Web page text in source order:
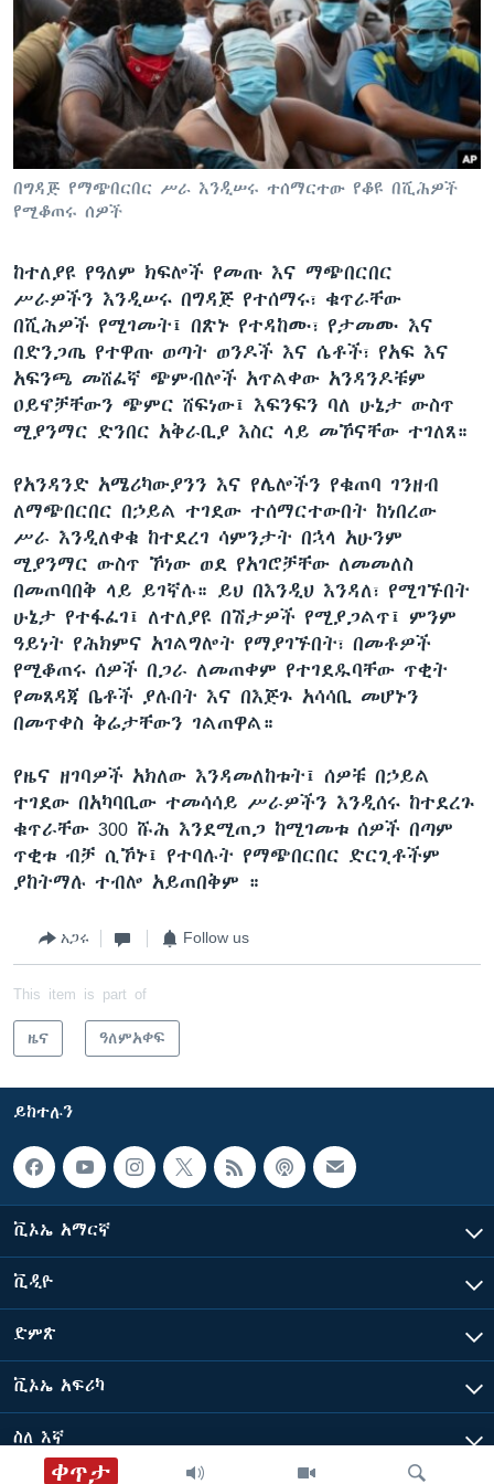
ቋንቋዎች
ቀጥታ
በግዳጅ የማጭበርበር ሥራ እንዲሠሩ ተሰማርተው የቆዩ በሺሕዎች
የሚቆጠሩ ሰዎች
ከተለያዩ የዓለም ክፍሎች የመጡ እና ማጭበርበር
ሥራዎችን እንዲሠሩ በግዳጅ የተሰማሩ፣ ቁጥራቸው
በሺሕዎች የሚገመት፤ በጽኑ የተዳከሙ፣ የታመሙ እና
በድንጋጤ የተዋጡ ወጣት ወንዶች እና ሴቶች፣ የአፍ እና
አፍንጫ መሸፈኛ ጭምብሎች አጥልቀው አንዳንዶቹም
ዐይኖቻቸውን ጭምር ሸፍነው፤ እፍንፍን ባለ ሁኔታ ውስጥ
ሚያንማር ድንበር አቅራቢያ እስር ላይ መኾናቸው ተገለጸ።
የአንዳንድ አሜሪካውያንን እና የሌሎችን የቁጠባ ገንዘብ
ለማጭበርበር በኃይል ተገደው ተሰማርተውበት ከነበረው
ሥራ እንዲለቀቁ ከተደረገ ሳምንታት በኋላ አሁንም
ሚያንማር ውስጥ ኾነው ወደ የአገሮቻቸው ለመመለስ
በመጠባበቅ ላይ ይገኛሉ። ይህ በእንዲህ እንዳለ፣ የሚገኙበት
ሁኔታ የተፋፈገ፤ ለተለያዩ በሽታዎች የሚያጋልጥ፤ ምንም
ዓይነት የሕክምና አገልግሎት የማያገኙበት፣ በመቶዎች
የሚቆጠሩ ሰዎች በጋራ ለመጠቀም የተገደዱባቸው ጥቂት
የመጸዳጃ ቤቶች ያሉበት እና በእጅጉ አሳሳቢ መሆኑን
በመጥቀስ ቅሬታቸውን ገልጠዋል።
የዜና ዘገባዎች አክለው እንዳመለከቱት፤ ሰዎቹ በኃይል
ተገደው በአካባቢው ተመሳሳይ ሥራዎችን እንዲሰሩ ከተደረጉ
ቁጥራቸው 300 ሹሕ እንደሚጠጋ ከሚገመቱ ሰዎች በጣም
ጥቂቱ ብቻ ሲኾኑ፤ የተባሉት የማጭበርበር ድርጊቶችም
ያከትማሉ ተብሎ አይጠበቅም ።
አጋሩ Follow us
This item is part of
ዜና ዓለምአቀፍ
ይከተሉን
ቪኦኤ አማርኛ
ቪዲዮ
ድምጽ
ቪኦኤ አፍሪካ
ስለ እኛ